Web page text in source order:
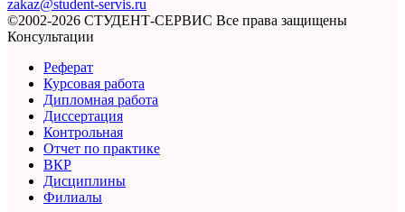
zakaz@student-servis.ru
©2002-2026 СТУДЕНТ-СЕРВИС Все права защищены
Консультации
Реферат
Курсовая работа
Дипломная работа
Диссертация
Контрольная
Отчет по практике
ВКР
Дисциплины
Филиалы